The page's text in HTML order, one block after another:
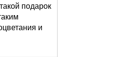
подарок
и